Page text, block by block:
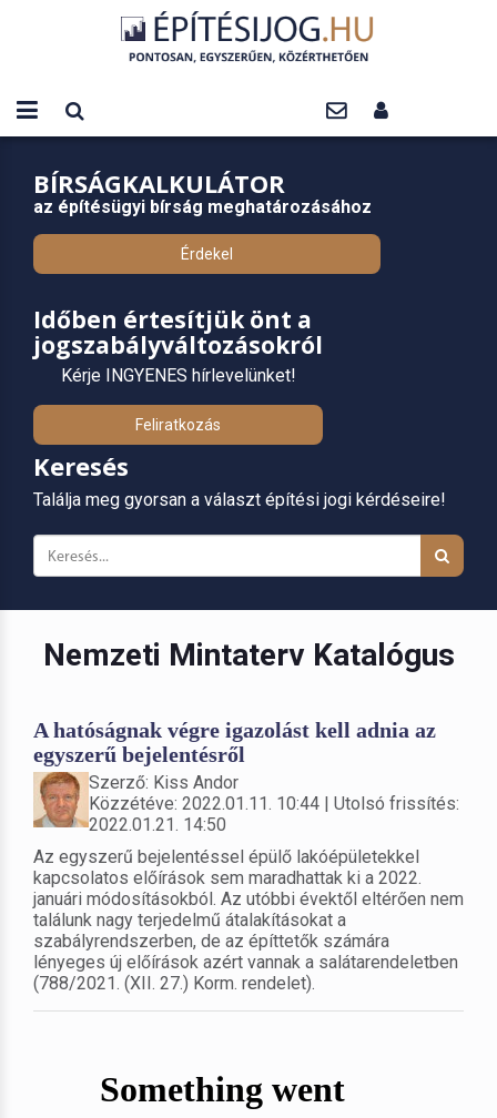
BÍRSÁGKALKULÁTOR
az építésügyi bírság meghatározásához
Érdekel
Időben értesítjük önt a
jogszabályváltozásokról
Kérje INGYENES hírlevelünket!
Feliratkozás
Keresés
Találja meg gyorsan a választ építési jogi kérdéseire!
Nemzeti Mintaterv Katalógus
A hatóságnak végre igazolást kell adnia az
egyszerű bejelentésről
Szerző: Kiss Andor
Közzétéve: 2022.01.11. 10:44 | Utolsó frissítés:
2022.01.21. 14:50
Az egyszerű bejelentéssel épülő lakóépületekkel
kapcsolatos előírások sem maradhattak ki a 2022.
januári módosításokból. Az utóbbi évektől eltérően nem
találunk nagy terjedelmű átalakításokat a
szabályrendszerben, de az építtetők számára
lényeges új előírások azért vannak a salátarendeletben
(788/2021. (XII. 27.) Korm. rendelet).